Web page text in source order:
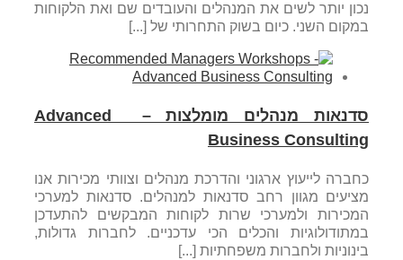
נכון יותר לשים את המנהלים והעובדים שם ואת הלקוחות
במקום השני. כיום בשוק התחרותי של [...]
סדנאות מנהלים מומלצות – Advanced
Business Consulting
כחברה לייעוץ ארגוני והדרכת מנהלים וצוותי מכירות אנו
מציעים מגוון רחב סדנאות למנהלים. סדנאות למערכי
המכירות ולמערכי שרות לקוחות המבקשים להתעדכן
במתודולוגיות והכלים הכי עדכניים. לחברות גדולות,
בינוניות ולחברות משפחתיות [...]